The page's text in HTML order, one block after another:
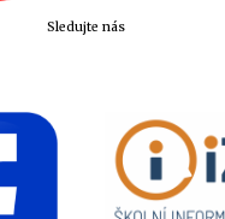
Sledujte nás